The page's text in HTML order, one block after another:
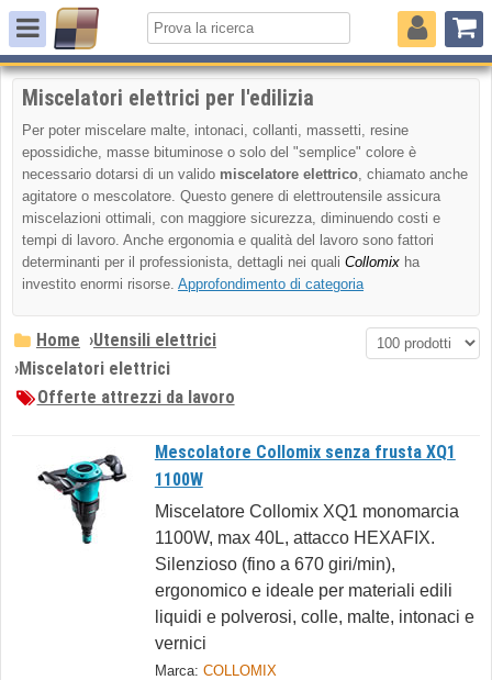
Miscelatori elettrici per l'edilizia
Per poter miscelare malte, intonaci, collanti, massetti, resine
epossidiche, masse bituminose o solo del "semplice" colore è
necessario dotarsi di un valido miscelatore elettrico, chiamato anche
agitatore o mescolatore. Questo genere di elettroutensile assicura
miscelazioni ottimali, con maggiore sicurezza, diminuendo costi e
tempi di lavoro. Anche ergonomia e qualità del lavoro sono fattori
determinanti per il professionista, dettagli nei quali Collomix ha
investito enormi risorse. Approfondimento di categoria
Home ›Utensili elettrici
›Miscelatori elettrici
Offerte attrezzi da lavoro
Mescolatore Collomix senza frusta XQ1
1100W
Miscelatore Collomix XQ1 monomarcia
1100W, max 40L, attacco HEXAFIX.
Silenzioso (fino a 670 giri/min),
ergonomico e ideale per materiali edili
liquidi e polverosi, colle, malte, intonaci e
vernici
Marca: COLLOMIX